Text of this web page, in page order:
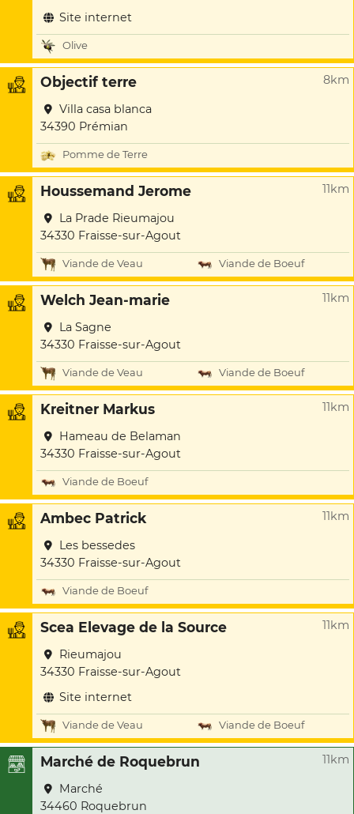
Site internet
Olive
Objectif terre 8km
Villa casa blanca
34390 Prémian
Pomme de Terre
Houssemand Jerome 11km
La Prade Rieumajou
34330 Fraisse-sur-Agout
Viande de Veau Viande de Boeuf
Welch Jean-marie 11km
La Sagne
34330 Fraisse-sur-Agout
Viande de Veau Viande de Boeuf
Kreitner Markus 11km
Hameau de Belaman
34330 Fraisse-sur-Agout
Viande de Boeuf
Ambec Patrick 11km
Les bessedes
34330 Fraisse-sur-Agout
Viande de Boeuf
Scea Elevage de la Source 11km
Rieumajou
34330 Fraisse-sur-Agout
Site internet
Viande de Veau Viande de Boeuf
Marché de Roquebrun 11km
Marché
34460 Roquebrun